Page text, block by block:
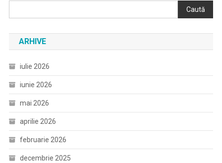
Caută
ARHIVE
iulie 2026
iunie 2026
mai 2026
aprilie 2026
februarie 2026
decembrie 2025